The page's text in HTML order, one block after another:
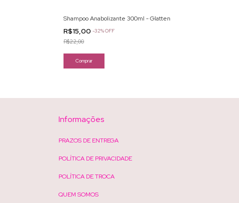
Shampoo Anabolizante 300ml - Glatten
R$15,00 -32%OFF
R$22,00
Informações
PRAZOS DE ENTREGA
POLÍTICA DE PRIVACIDADE
POLÍTICA DE TROCA
QUEM SOMOS